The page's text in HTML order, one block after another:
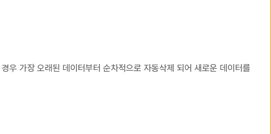
우 가장 오래된 데이터부터 순차적으로 자동삭제 되어 새로운 데이터를